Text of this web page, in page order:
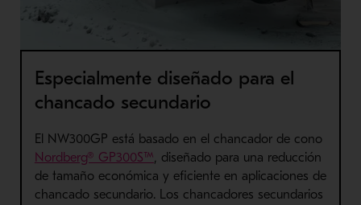
Especialmente diseñado para el
chancado secundario
El NW300GP está basado en el chancador de cono
Nordberg® GP300S™, diseñado para una reducción
de tamaño económica y eficiente en aplicaciones de
chancado secundario. Los chancadores secundarios